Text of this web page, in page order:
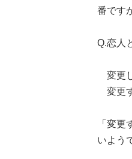
番です
Q.恋人
変更
変更
「変
いよう